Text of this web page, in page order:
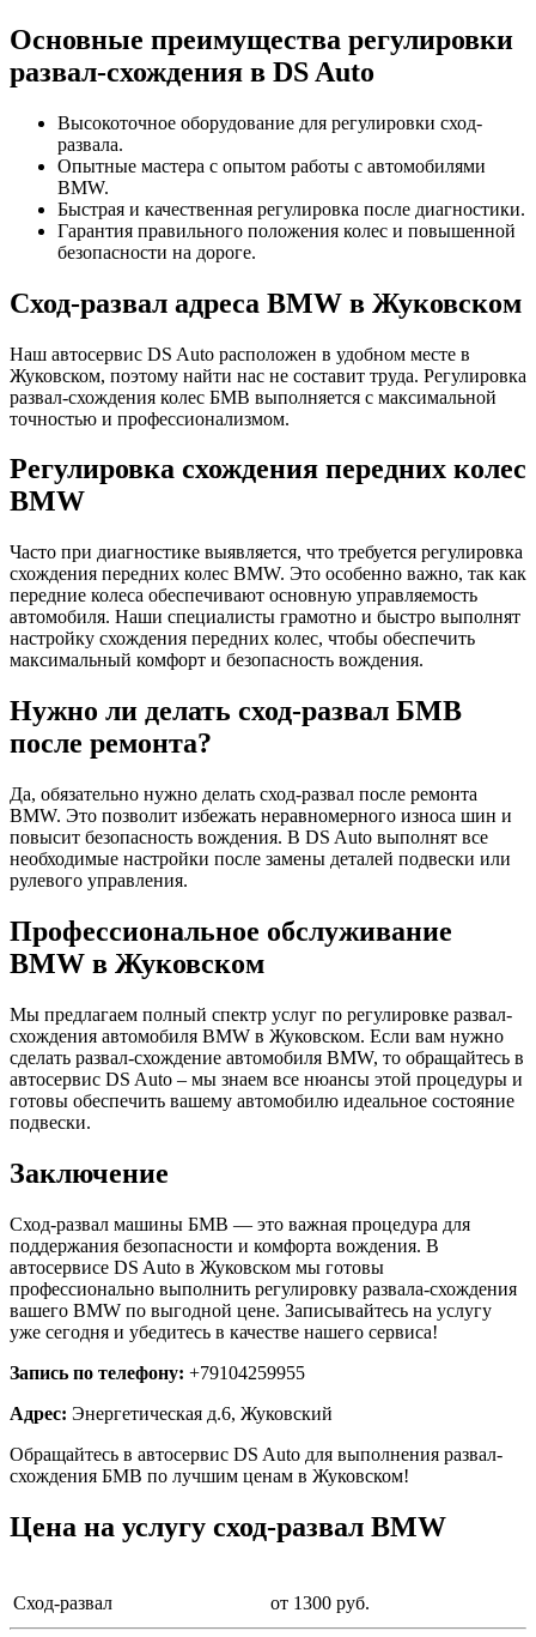
Основные преимущества регулировки
развал-схождения в DS Auto
Высокоточное оборудование для регулировки сход-
развала.
Опытные мастера с опытом работы с автомобилями
BMW.
Быстрая и качественная регулировка после диагностики.
Гарантия правильного положения колес и повышенной
безопасности на дороге.
Сход-развал адреса BMW в Жуковском
Наш автосервис DS Auto расположен в удобном месте в
Жуковском, поэтому найти нас не составит труда. Регулировка
развал-схождения колес БМВ выполняется с максимальной
точностью и профессионализмом.
Регулировка схождения передних колес
BMW
Часто при диагностике выявляется, что требуется регулировка
схождения передних колес BMW. Это особенно важно, так как
передние колеса обеспечивают основную управляемость
автомобиля. Наши специалисты грамотно и быстро выполнят
настройку схождения передних колес, чтобы обеспечить
максимальный комфорт и безопасность вождения.
Нужно ли делать сход-развал БМВ
после ремонта?
Да, обязательно нужно делать сход-развал после ремонта
BMW. Это позволит избежать неравномерного износа шин и
повысит безопасность вождения. В DS Auto выполнят все
необходимые настройки после замены деталей подвески или
рулевого управления.
Профессиональное обслуживание
BMW в Жуковском
Мы предлагаем полный спектр услуг по регулировке развал-
схождения автомобиля BMW в Жуковском. Если вам нужно
сделать развал-схождение автомобиля BMW, то обращайтесь в
автосервис DS Auto – мы знаем все нюансы этой процедуры и
готовы обеспечить вашему автомобилю идеальное состояние
подвески.
Заключение
Сход-развал машины БМВ — это важная процедура для
поддержания безопасности и комфорта вождения. В
автосервисе DS Auto в Жуковском мы готовы
профессионально выполнить регулировку развала-схождения
вашего BMW по выгодной цене. Записывайтесь на услугу
уже сегодня и убедитесь в качестве нашего сервиса!
Запись по телефону: +79104259955
Адрес: Энергетическая д.6, Жуковский
Обращайтесь в автосервис DS Auto для выполнения развал-
схождения БМВ по лучшим ценам в Жуковском!
Цена на услугу сход-развал BMW
Сход-развал от 1300 руб.